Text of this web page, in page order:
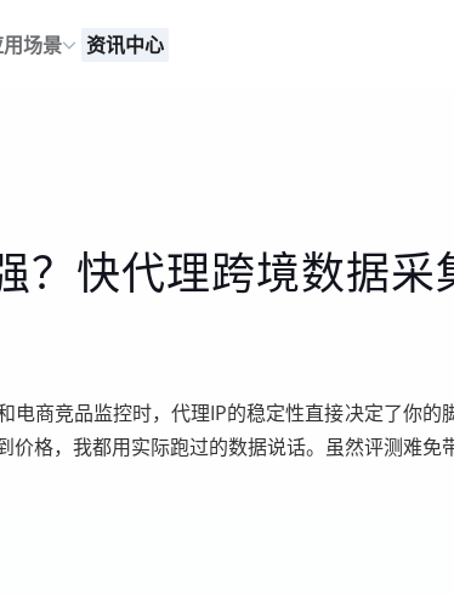
场景 资讯中心
？快代理跨境数据采
商竞品监控时，代理IP的稳定性直接决定了你的
格，我都用实际跑过的数据说话。虽然评测难免